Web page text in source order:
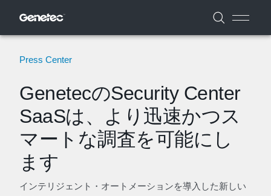
Press Center
GenetecのSecurity Center
SaaSは、より迅速かつス
マートな調査を可能にし
ます
インテリジェント・オートメーションを導入した新しい